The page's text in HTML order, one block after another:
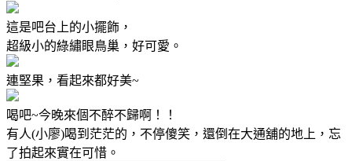
這是吧台上的小擺飾，
超級小的綠繡眼鳥巢，好可愛。
連堅果，看起來都好美~
喝吧~今晚來個不醉不歸啊！！
有人(小廖)喝到茫茫的，不停傻笑，還倒在大通舖的地上，忘
了拍起來實在可惜。